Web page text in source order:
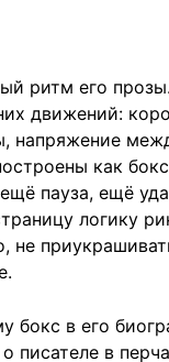
ритм его
движений:
напряжение
как
пауза, ещё
логику
не
бокс в его
писателе в